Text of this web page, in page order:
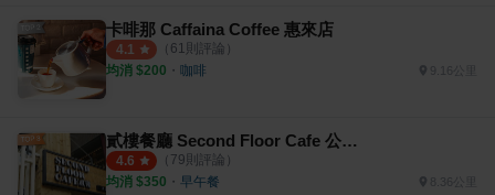
卡啡那 Caffaina Coffee 惠來店
4.1 （ 61則評論）
均消 $200 ・ 咖啡 9.16公里
貳樓餐廳 Second Floor Cafe 公益店
4.6 （ 79則評論）
均消 $350 ・ 早午餐 8.36公里